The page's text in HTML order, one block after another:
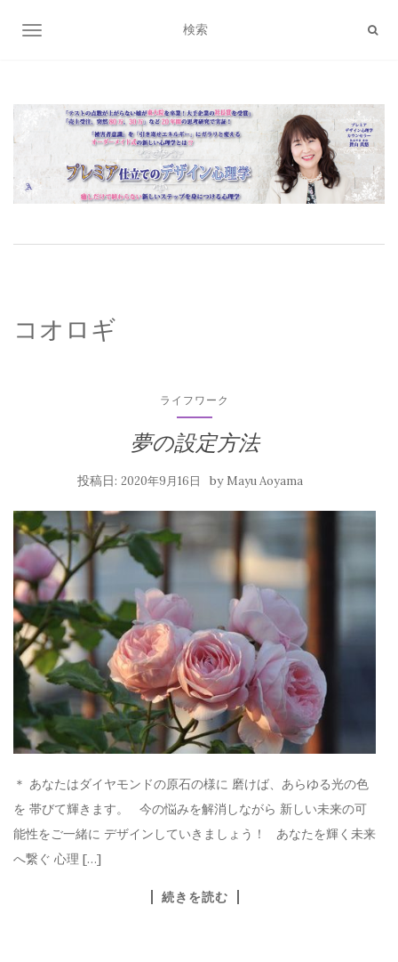
ナビゲーション切り替え
コオロギ
ライフワーク
夢の設定方法
投稿日: 2020年9月16日 by Mayu Aoyama
＊ あなたはダイヤモンドの原石の様に 磨けば、あらゆる光の色
を 帯びて輝きます。 今の悩みを解消しながら 新しい未来の可
能性をご一緒に デザインしていきましょう！ あなたを輝く未来
へ繋ぐ 心理 […]
続きを読む